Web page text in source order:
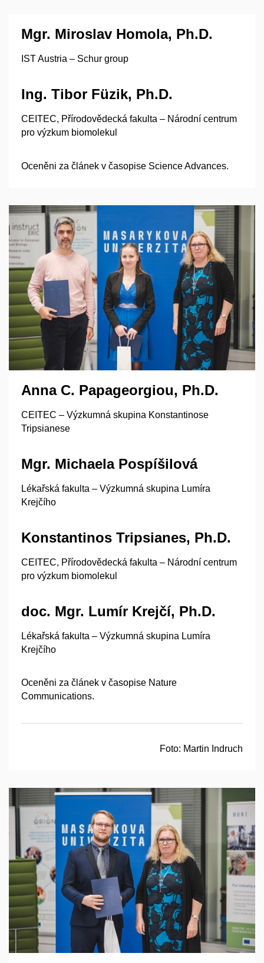
Mgr. Miroslav Homola, Ph.D.
IST Austria – Schur group
Ing. Tibor Füzik, Ph.D.
CEITEC, Přírodovědecká fakulta – Národní centrum
pro výzkum biomolekul
Oceněni za článek v časopise Science Advances.
Anna C. Papageorgiou, Ph.D.​
CEITEC – Výzkumná skupina Konstantinose
Tripsianese
Mgr. Michaela Pospíšilová​
Lékařská fakulta – Výzkumná skupina Lumíra
Krejčího
Konstantinos Tripsianes, Ph.D.​
CEITEC, Přírodovědecká fakulta – Národní centrum
pro výzkum biomolekul
doc. Mgr. Lumír Krejčí, Ph.D.
Lékařská fakulta – Výzkumná skupina Lumíra
Krejčího
Oceněni za článek v časopise Nature
Communications.
Foto: Martin Indruch